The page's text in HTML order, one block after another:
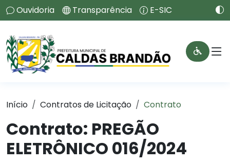
Ouvidoria Transparência E-SIC
Início Contratos de Licitação Contrato
Contrato: PREGÃO
ELETRÔNICO 016/2024